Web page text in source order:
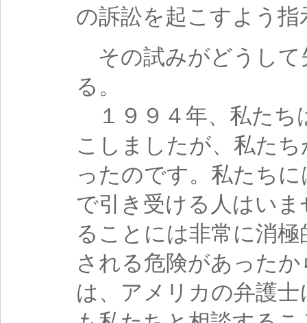
の訴訟を起こすよう
その試みがどうして
る。
１９９４年、私たち
こしましたが、私た
ったのです。私たち
で引き受ける人はい
ることには非常に消
される危険があった
は、アメリカの弁護